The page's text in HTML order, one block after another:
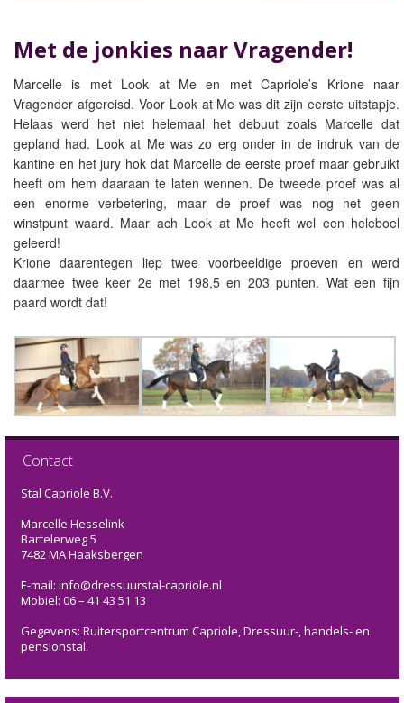
Met de jonkies naar Vragender!
Marcelle is met Look at Me en met Capriole’s Krione naar
Vragender afgereisd. Voor Look at Me was dit zijn eerste uitstapje.
Helaas werd het niet helemaal het debuut zoals Marcelle dat
gepland had. Look at Me was zo erg onder in de indruk van de
kantine en het jury hok dat Marcelle de eerste proef maar gebruikt
heeft om hem daaraan te laten wennen. De tweede proef was al
een enorme verbetering, maar de proef was nog net geen
winstpunt waard. Maar ach Look at Me heeft wel een heleboel
geleerd!
Krione daarentegen liep twee voorbeeldige proeven en werd
daarmee twee keer 2e met 198,5 en 203 punten. Wat een fijn
paard wordt dat!
Contact
Stal Capriole B.V.
Marcelle Hesselink
Bartelerweg 5
7482 MA Haaksbergen
E-mail: info@dressuurstal-capriole.nl
Mobiel: 06 – 41 43 51 13
Gegevens: Ruitersportcentrum Capriole, Dressuur-, handels- en
pensionstal.